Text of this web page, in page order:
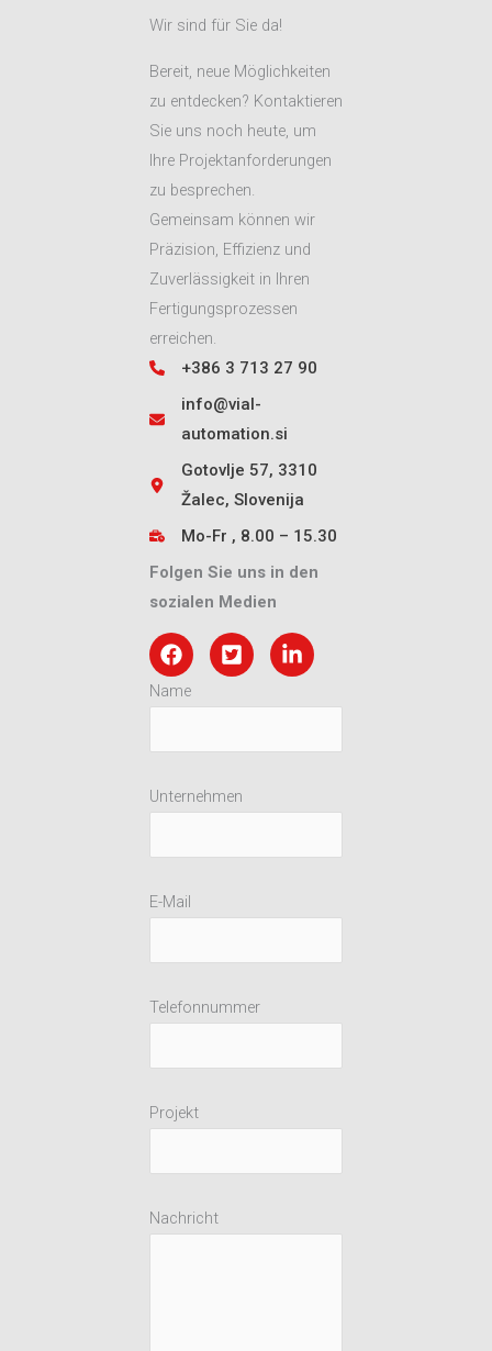
Wir sind für Sie da!
Bereit, neue Möglichkeiten
zu entdecken? Kontaktieren
Sie uns noch heute, um
Ihre Projektanforderungen
zu besprechen.
Gemeinsam können wir
Präzision, Effizienz und
Zuverlässigkeit in Ihren
Fertigungsprozessen
erreichen.
+386 3 713 27 90
info@vial-
automation.si
Gotovlje 57, 3310
Žalec, Slovenija
Mo-Fr , 8.00 – 15.30
Folgen Sie uns in den
sozialen Medien
Name
Unternehmen
E-Mail
Telefonnummer
Projekt
Nachricht